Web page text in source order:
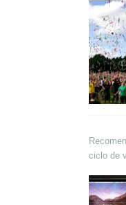
ciclo de